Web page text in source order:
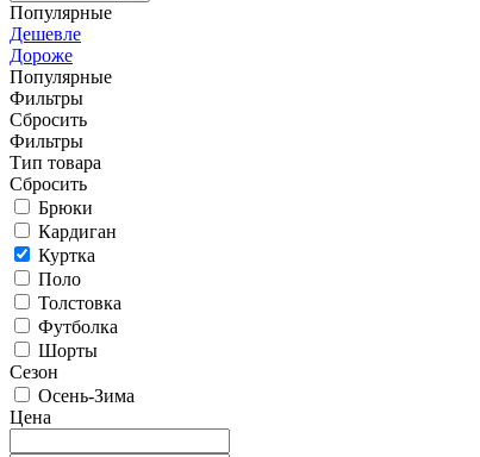
Популярные
Дешевле
Дороже
Популярные
Фильтры
Сбросить
Фильтры
Тип товара
Сбросить
Брюки
Кардиган
Куртка
Поло
Толстовка
Футболка
Шорты
Сезон
Осень-Зима
Цена